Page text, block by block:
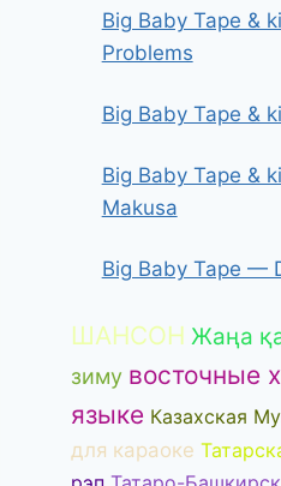
Big Baby Tape &
Problems
Big Baby Tape &
Big Baby Tape &
Makusa
Big Baby Tape —
ШАНСОН Жаңа
зиму восточные
языке Казахская
для караоке